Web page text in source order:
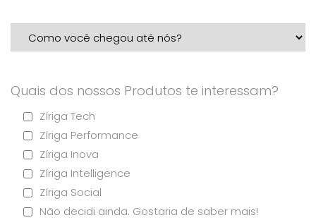
Quais dos nossos Produtos te interessam?
Zíriga Tech
Zíriga Performance
Zíriga Inova
Zíriga Intelligence
Zíriga Social
Não decidi ainda. Gostaria de saber mais!